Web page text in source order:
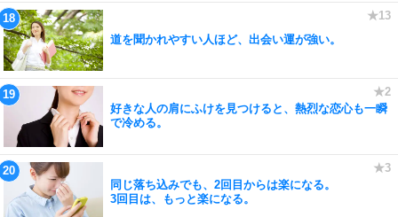
道を聞かれやすい人ほど、出会い運が強い。
好きな人の肩にふけを見つけると、熱烈な恋心も一瞬
で冷める。
同じ落ち込みでも、2回目からは楽になる。
3回目は、もっと楽になる。